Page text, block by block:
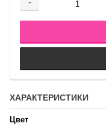
ХАРАКТЕРИСТИКИ
Цвет